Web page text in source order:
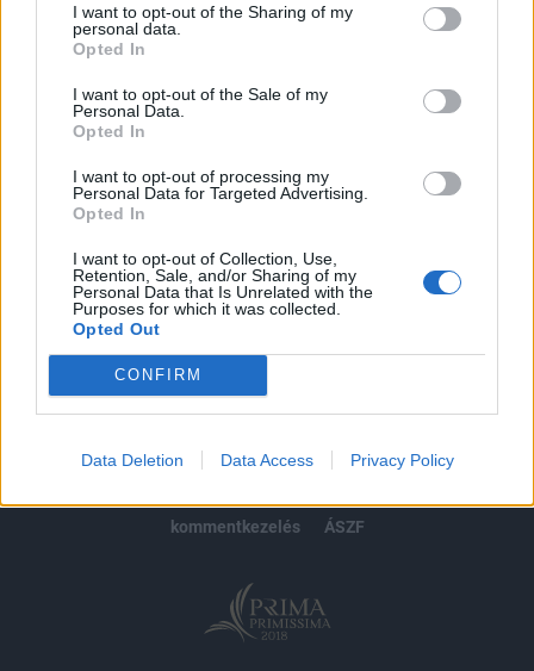
I want to opt-out of the Sharing of my
personal data.
Opted In
I want to opt-out of the Sale of my
Personal Data.
Opted In
I want to opt-out of processing my
Personal Data for Targeted Advertising.
Opted In
I want to opt-out of Collection, Use,
Retention, Sale, and/or Sharing of my
Personal Data that Is Unrelated with the
Purposes for which it was collected.
Opted Out
CONFIRM
Data Deletion Data Access Privacy Policy
Portfolio.hu teljes cikkarchívum
Kötéslisták: BÉT elmúlt 2 év napon belüli
MÁR ELŐFIZETŐNK VAGY?
© 2026 Portfolio
impresszum
jogi nyilatkozat
süti beállítások
kommentkezelés
ÁSZF